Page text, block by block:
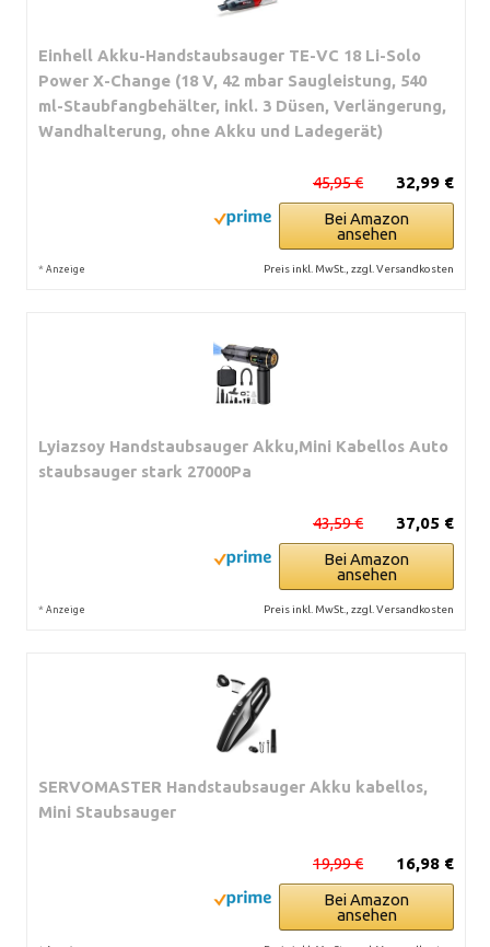
Einhell Akku-Handstaubsauger TE-VC 18 Li-Solo
Power X-Change (18 V, 42 mbar Saugleistung, 540
ml-Staubfangbehälter, inkl. 3 Düsen, Verlängerung,
Wandhalterung, ohne Akku und Ladegerät)
32,99 €
45,95 €
Bei Amazon
ansehen
* Anzeige Preis inkl. MwSt., zzgl. Versandkosten
Lyiazsoy Handstaubsauger Akku,Mini Kabellos Auto
staubsauger stark 27000Pa
37,05 €
43,59 €
Bei Amazon
ansehen
* Anzeige Preis inkl. MwSt., zzgl. Versandkosten
SERVOMASTER Handstaubsauger Akku kabellos,
Mini Staubsauger
16,98 €
19,99 €
Bei Amazon
ansehen